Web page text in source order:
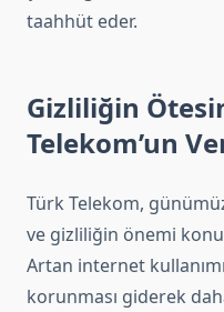
taahhüt eder.
Gizliliğin
Telekom’un
Türk Telekom,
ve gizliliğin önemi
Artan internet
korunması giderek